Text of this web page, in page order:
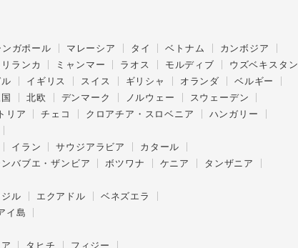
ンガポール マレーシア タイ ベトナム
カンボジア
リランカ ミャンマー ラオス モルディブ
ウズベキスタン
イギリス スイス ギリシャ オランダ
ベルギー
北欧 デンマーク ノルウェー
スウェーデン
リア チェコ クロアチア・スロベニア
ハンガリー
イラン サウジアラビア
カタール
ンバブエ・ザンビア ボツワナ ケニア
タンザニア
ル エクアドル
ベネズエラ
イ島
タヒチ フィジー